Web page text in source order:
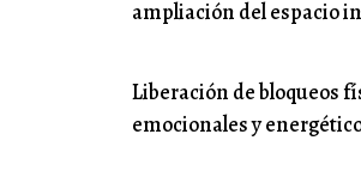
ampliación del espacio
Liberación de bloqueos
emocionales y